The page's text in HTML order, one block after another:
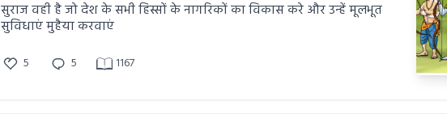
सुराज वही है जो देश के सभी हिस्सों के नागरिकों का विकास करे और उन्हें मूलभूत
सुविधाएं मुहैया करवाएं
5 5 1167